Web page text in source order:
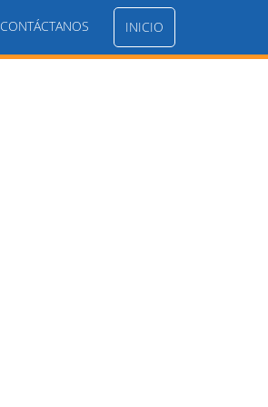
CONTÁCTANOS INICIO